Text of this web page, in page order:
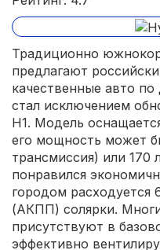
Традиционно
предлагают
качественные авто
стал исключением
H1. Модель
его мощность может
трансмиссия) или
понравился
городом
(АКПП) солярки.
присутствуют в
эффективно